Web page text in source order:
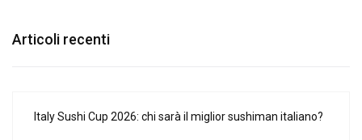
Articoli recenti
Italy Sushi Cup 2026: chi sarà il miglior sushiman italiano?